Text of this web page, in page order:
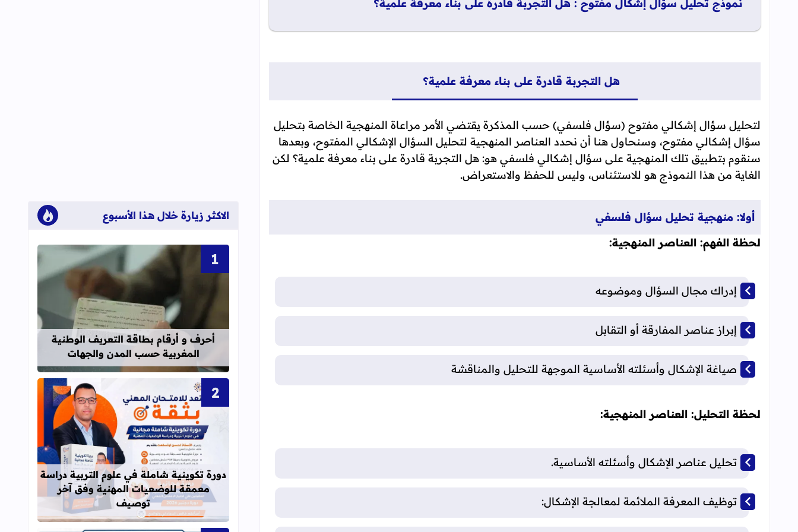
نموذج تحليل سؤال إشكال مفتوح : هل التجربة قادرة على بناء معرفة علمية؟
هل التجربة قادرة على بناء معرفة علمية؟
لتحليل سؤال إشكالي مفتوح (سؤال فلسفي) حسب المذكرة يقتضي الأمر مراعاة المنهجية الخاصة بتحليل
سؤال إشكالي مفتوح، وسنحاول هنا أن نحدد العناصر المنهجية لتحليل السؤال الإشكالي المفتوح، وبعدها
سنقوم بتطبيق تلك المنهجية على سؤال إشكالي فلسفي هو: هل التجربة قادرة على بناء معرفة علمية؟ لكن
الغاية من هذا النموذج هو للاستئناس، وليس للحفظ والاستعراض.
أولا: منهجية تحليل سؤال فلسفي
لحظة الفهم: العناصر المنهجية:
إدراك مجال السؤال وموضوعه
إبراز عناصر المفارقة أو التقابل
صياغة الإشكال وأسئلته الأساسية الموجهة للتحليل والمناقشة
لحظة التحليل: العناصر المنهجية:
تحليل عناصر الإشكال وأسئلته الأساسية.
توظيف المعرفة الملائمة لمعالجة الإشكال:
الاكثر زيارة خلال هذا الأسبوع
قراءة المزيد عن أحرف و أرقام
أحرف و أرقام بطاقة التعريف الوطنية
المغربية حسب المدن والجهات
قراءة المزيد عن دورة تكوينية
دورة تكوينية شاملة في علوم التربية دراسة
معمقة للوضعيات المهنية وفق آخر
توصيف